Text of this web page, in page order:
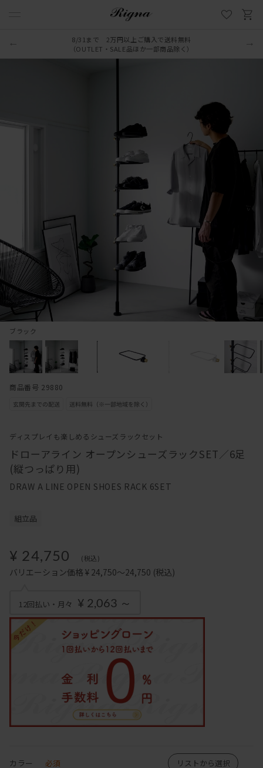
LINE新規追加でクーポンプレゼント
8/31まで 2万円以上ご購入で送料無料
（OUTLET・SALE品ほか一部商品除く）
ディスプレイも楽しめるシューズラックセット
ドローアライン オープンシューズラックSET／6足
(縦つっぱり用)
DRAW A LINE OPEN SHOES RACK 6SET
ブラック
組立品
¥ 24,750 (税込)
バリエーション価格 ¥ 24,750～24,750 (税込)
12回払い・月々 ¥ 2,063 ～
カラー 必須 リストから選択
商品番号 29880